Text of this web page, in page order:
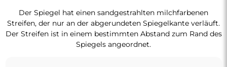
Der Spiegel hat einen sandgestrahlten milchfarbenen
Streifen, der nur an der abgerundeten Spiegelkante verläuft.
Der Streifen ist in einem bestimmten Abstand zum Rand des
Spiegels angeordnet.